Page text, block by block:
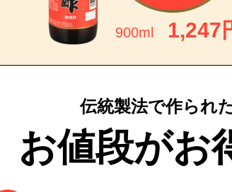
900ml 1,247
伝統製法で作られ
お値段がお